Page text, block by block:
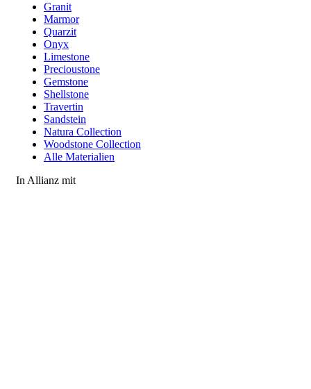
Granit
Marmor
Quarzit
Onyx
Limestone
Precioustone
Gemstone
Shellstone
Travertin
Sandstein
Natura Collection
Woodstone Collection
Alle Materialien
In Allianz mit